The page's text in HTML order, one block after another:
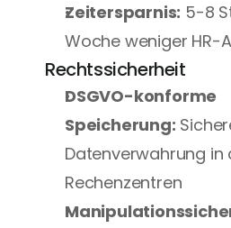
Zeitersparnis: 5-8
Woche weniger HR-
Rechtssicherheit
DSGVO-konforme
Speicherung:
Datenverwahrung in
Rechenzentren